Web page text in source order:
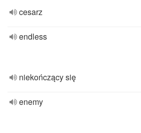
cesarz
endless
niekończący się
enemy